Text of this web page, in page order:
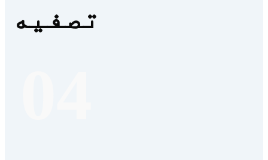
تصفیه